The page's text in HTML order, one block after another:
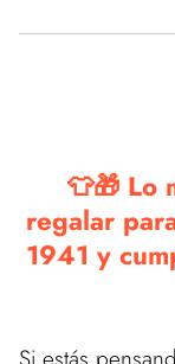
👕🎁 Lo
regalar
1941 y